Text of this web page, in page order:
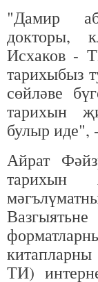
"Дамир
докторы,
Исхаков -
тарихыбыз
сөйләве
тарихын
булыр иде",
Айрат
тарихын
ТИ)